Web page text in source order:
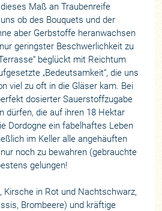
Maß an Traubenreife
ob des Bouquets und der
aber Gerbstoffe heranwachsen
geringster Beschwerlichkeit zu
beglückt mit Reichtum
„Bedeutsamkeit“, die uns
viel zu oft in die Gläser kam. Bei
dosierter Sauerstoffzugabe
dürfen, die auf ihren 18 Hektar
Dordogne ein fabelhaftes Leben
im Keller alle angehäuften
noch zu bewahren (gebrauchte
gelungen!
Kirsche in Rot und Nachtschwarz,
Brombeere) und kräftige